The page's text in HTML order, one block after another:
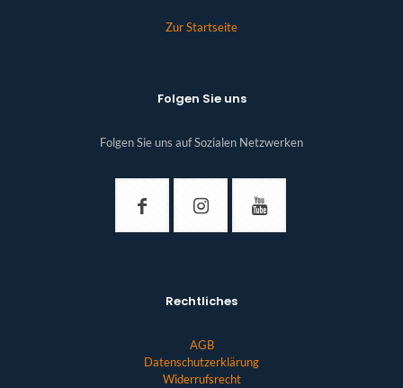
Zur Startseite
Folgen Sie uns
Folgen Sie uns auf Sozialen Netzwerken
Rechtliches
AGB
Datenschutzerklärung
Widerrufsrecht